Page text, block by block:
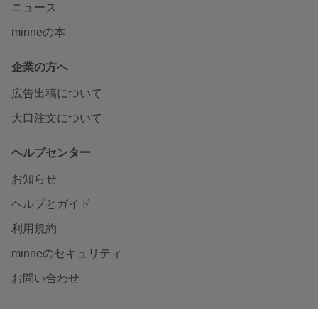
ニュース
minneの本
企業の方へ
広告出稿について
大口注文について
ヘルプセンター
お知らせ
ヘルプとガイド
利用規約
minneのセキュリティ
お問い合わせ